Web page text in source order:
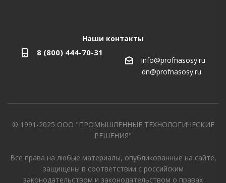
Наши контакты
8 (800) 444-70-31
info@profnasosy.ru
dn@profnasosy.ru
© 1991-2025 ООО "ПРОМЫШЛЕННЫЕ ТЕХНОЛОГИЧЕСКИЕ
РЕШЕНИЯ"
Все права на любые материалы, опубликованные на сайте,
защищены в соответствии с российским
законодательством и законодательством о правах